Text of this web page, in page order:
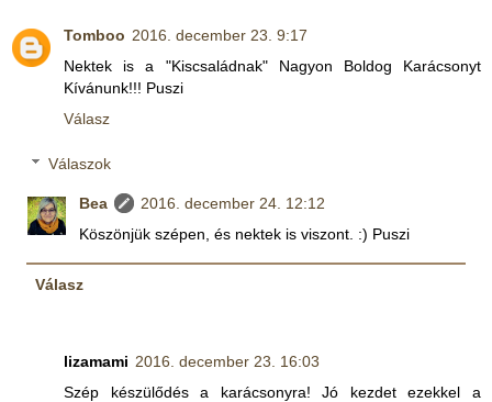
Tomboo 2016. december 23. 9:17
Nektek is a "Kiscsaládnak" Nagyon Boldog Karácsonyt
Kívánunk!!! Puszi
Válasz
Válaszok
Bea
2016. december 24. 12:12
Köszönjük szépen, és nektek is viszont. :) Puszi
Válasz
lizamami 2016. december 23. 16:03
Szép készülődés a karácsonyra! Jó kezdet ezekkel a